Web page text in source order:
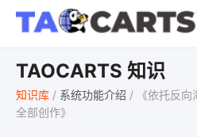
TAOCARTS 知识
知识库 / 系统功能介绍 /
《依托反
全部创作》